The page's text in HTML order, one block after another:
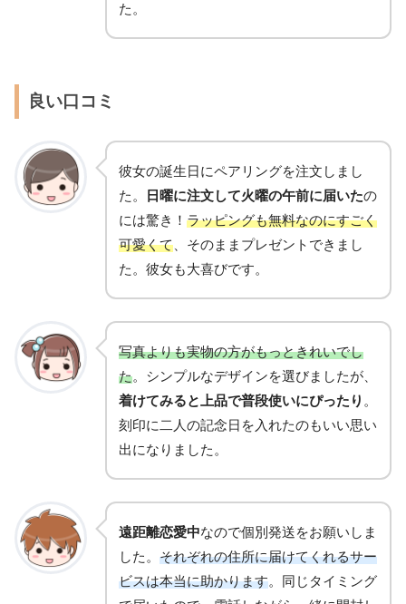
た。
良い口コミ
彼女の誕生日にペアリングを注文しまし
た。
日曜に注文して火曜の午前に届いたの
には驚き！ ラッピングも無料なのにすごく
可愛くて 、そのままプレゼントできまし
た。彼女も大喜びです。
写真よりも実物の方がもっときれいでし
た。シンプルなデザインを選びましたが、
着けてみると上品で普段使いにぴったり 。
刻印に二人の記念日を入れたのもいい思い
出になりました。
遠距離恋愛中なので個別発送をお願いしま
した。 それぞれの住所に届けてくれるサー
ビスは本当に助かります。同じタイミング